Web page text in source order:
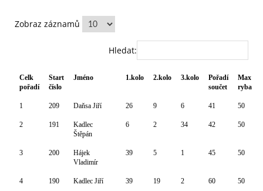
Zobraz záznamů
Hledat:
Celk
pořadí
Start
číslo
Jméno 1.kolo 2.kolo 3.kolo
Pořadí
součet
Max
ryba
1 209 Daňsa Jiří 26 9 6 41 50
2 191
Kadlec
Štěpán
6 2 34 42 50
3 200
Hájek
Vladimír
39 5 1 45 50
4 190 Kadlec Jiří 39 19 2 60 50